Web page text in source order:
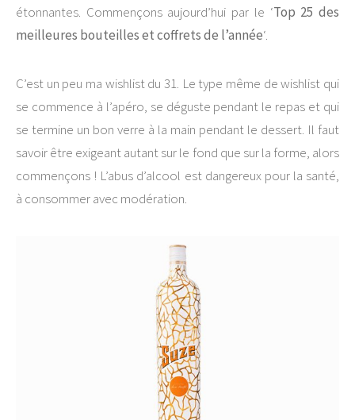
étonnantes. Commençons aujourd’hui par le ‘Top 25 des
meilleures bouteilles et coffrets de l’année‘.
C’est un peu ma wishlist du 31. Le type même de wishlist qui
se commence à l’apéro, se déguste pendant le repas et qui
se termine un bon verre à la main pendant le dessert. Il faut
savoir être exigeant autant sur le fond que sur la forme, alors
commençons ! L’abus d’alcool est dangereux pour la santé,
à consommer avec modération.